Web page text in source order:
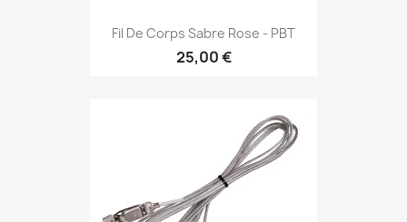
Fil De Corps Sabre Rose - PBT
25,00 €